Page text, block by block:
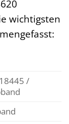
wichtigsten
/